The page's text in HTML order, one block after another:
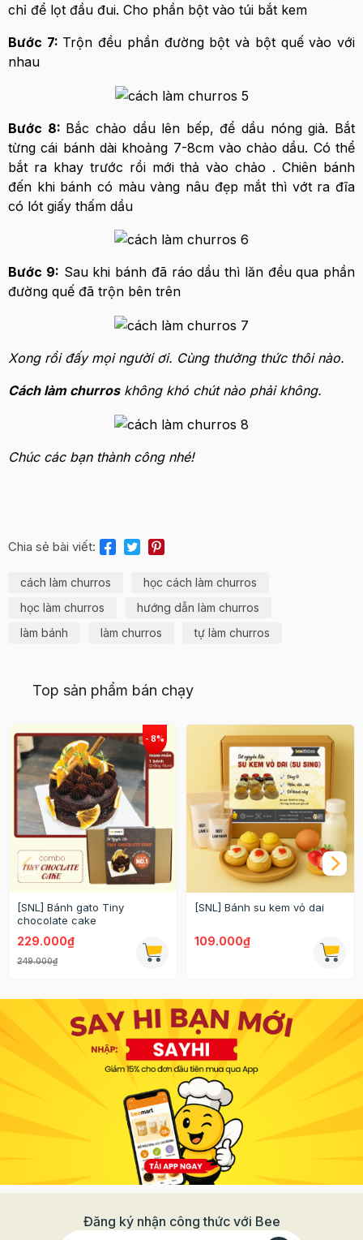
chỉ để lọt đầu đui. Cho phần bột vào túi bắt kem
Bước 7: Trộn đều phần đường bột và bột quế vào với
nhau
Bước 8: Bắc chảo dầu lên bếp, để dầu nóng già. Bắt
từng cái bánh dài khoảng 7-8cm vào chảo dầu. Có thể
bắt ra khay trước rồi mới thả vào chảo . Chiên bánh
đến khi bánh có màu vàng nâu đẹp mắt thì vớt ra đĩa
có lót giấy thấm dầu
Bước 9: Sau khi bánh đã ráo dầu thì lăn đều qua phần
đường quế đã trộn bên trên
Xong rồi đấy mọi người ơi. Cùng thưởng thức thôi nào.
Cách làm churroskhông khó chút nào phải không.
Chúc các bạn thành công nhé!
Chia sẻ bài viết:
cách làm churros
học cách làm churros
học làm churros
hướng dẫn làm churros
làm bánh
làm churros tự làm churros
Top sản phẩm bán chạy
[SNL] Bánh gato Tiny
chocolate cake
229.000₫
249.000₫
[SNL] Bánh su kem vỏ dai
109.000₫
Đăng ký nhận công thức với Bee